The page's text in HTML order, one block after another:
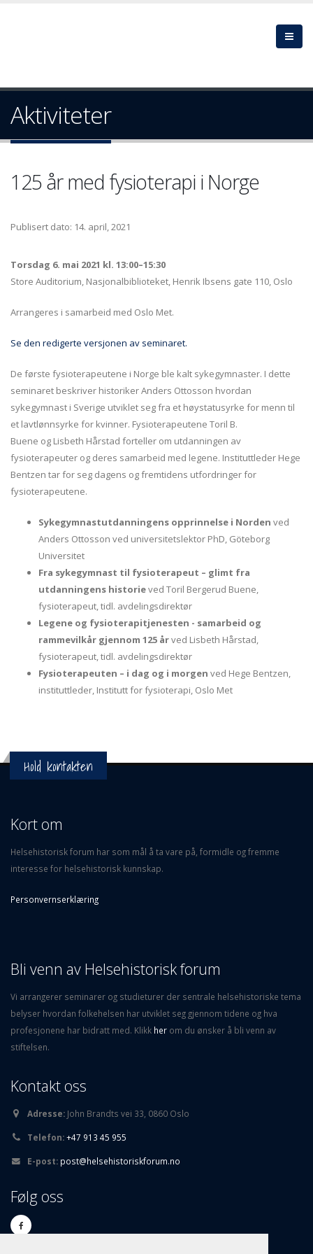
Aktiviteter
125 år med fysioterapi i Norge
Publisert dato: 14. april, 2021
Torsdag 6. mai 2021 kl. 13:00–15:30
Store Auditorium, Nasjonalbiblioteket, Henrik Ibsens gate 110, Oslo
Arrangeres i samarbeid med Oslo Met.
Se den redigerte versjonen av seminaret.
De første fysioterapeutene i Norge ble kalt sykegymnaster. I dette
seminaret beskriver historiker Anders Ottosson hvordan
sykegymnast i Sverige utviklet seg fra et høystatusyrke for menn til
et lavtlønnsyrke for kvinner. Fysioterapeutene Toril B.
Buene og Lisbeth Hårstad forteller om utdanningen av
fysioterapeuter og deres samarbeid med legene. Instituttleder Hege
Bentzen tar for seg dagens og fremtidens utfordringer for
fysioterapeutene.
Sykegymnastutdanningens opprinnelse i Norden ved
Anders Ottosson ved universitetslektor PhD, Göteborg
Universitet
Fra sykegymnast til fysioterapeut – glimt fra
utdanningens historieved Toril Bergerud Buene,
fysioterapeut, tidl. avdelingsdirektør
Legene og fysioterapitjenesten - samarbeid og
rammevilkår gjennom 125 årved Lisbeth Hårstad,
fysioterapeut, tidl. avdelingsdirektør
Fysioterapeuten – i dag og i morgen ved Hege Bentzen,
instituttleder, Institutt for fysioterapi, Oslo Met
Hold kontakten
Kort om
Helsehistorisk forum har som mål å ta vare på, formidle og fremme
interesse for helsehistorisk kunnskap.
Personvernserklæring
Bli venn av Helsehistorisk forum
Vi arrangerer seminarer og studieturer der sentrale helsehistoriske tema
belyser hvordan folkehelsen har utviklet seg gjennom tidene og hva
profesjonene har bidratt med. Klikk her om du ønsker å bli venn av
stiftelsen.
Kontakt oss
Adresse: John Brandts vei 33, 0860 Oslo
Telefon:+47 913 45 955
E-post: post@helsehistoriskforum.no
Følg oss